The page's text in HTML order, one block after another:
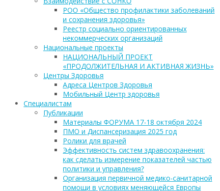
РОО «Общество профилактики заболеваний
и сохранения здоровья»
Реестр социально ориентированных
некоммерческих организаций
Национальные проекты
НАЦИОНАЛЬНЫЙ ПРОЕКТ
«ПРОДОЛЖИТЕЛЬНАЯ И АКТИВНАЯ ЖИЗНЬ»
Центры Здоровья
Адреса Центров Здоровья
Мобильный Центр здоровья
Cпециалистам
Публикации
Материалы ФОРУМА 17-18 октября 2024
ПМО и Диспансеризация 2025 год
Ролики для врачей
Эффективность систем здравоохранения:
как сделать измерение показателей частью
политики и управления?
Организация первичной медико-санитарной
помощи в условиях меняющейся Европы